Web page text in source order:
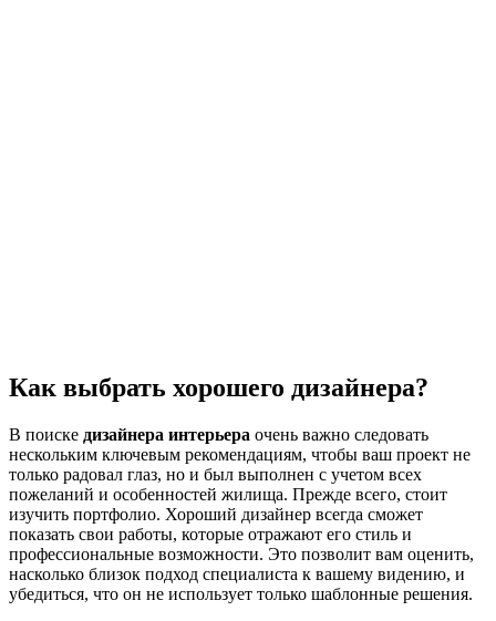
Как выбрать хорошего дизайнера?
В поиске дизайнера интерьера очень важно следовать
нескольким ключевым рекомендациям, чтобы ваш проект не
только радовал глаз, но и был выполнен с учетом всех
пожеланий и особенностей жилища. Прежде всего, стоит
изучить портфолио. Хороший дизайнер всегда сможет
показать свои работы, которые отражают его стиль и
профессиональные возможности. Это позволит вам оценить,
насколько близок подход специалиста к вашему видению, и
убедиться, что он не использует только шаблонные решения.